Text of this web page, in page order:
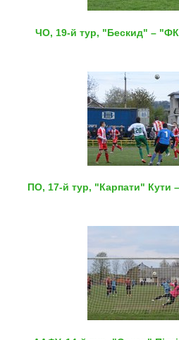
ЧО, 19-й тур, "Бескид" – "ФК
ПО, 17-й тур, "Карпати" Кути